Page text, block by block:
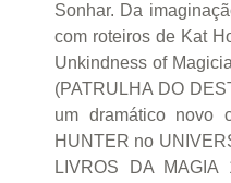
Sonhar. Da
com roteiros de Kat
Unkindness of
(PATRULHA DO
um dramático novo
HUNTER no
LIVROS DA MAGIA